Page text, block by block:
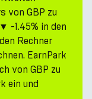
von GBP zu
-1.45% in den
Rechner
EarnPark
von GBP zu
ein und